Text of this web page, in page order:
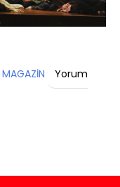
MAGAZİN
Yorum